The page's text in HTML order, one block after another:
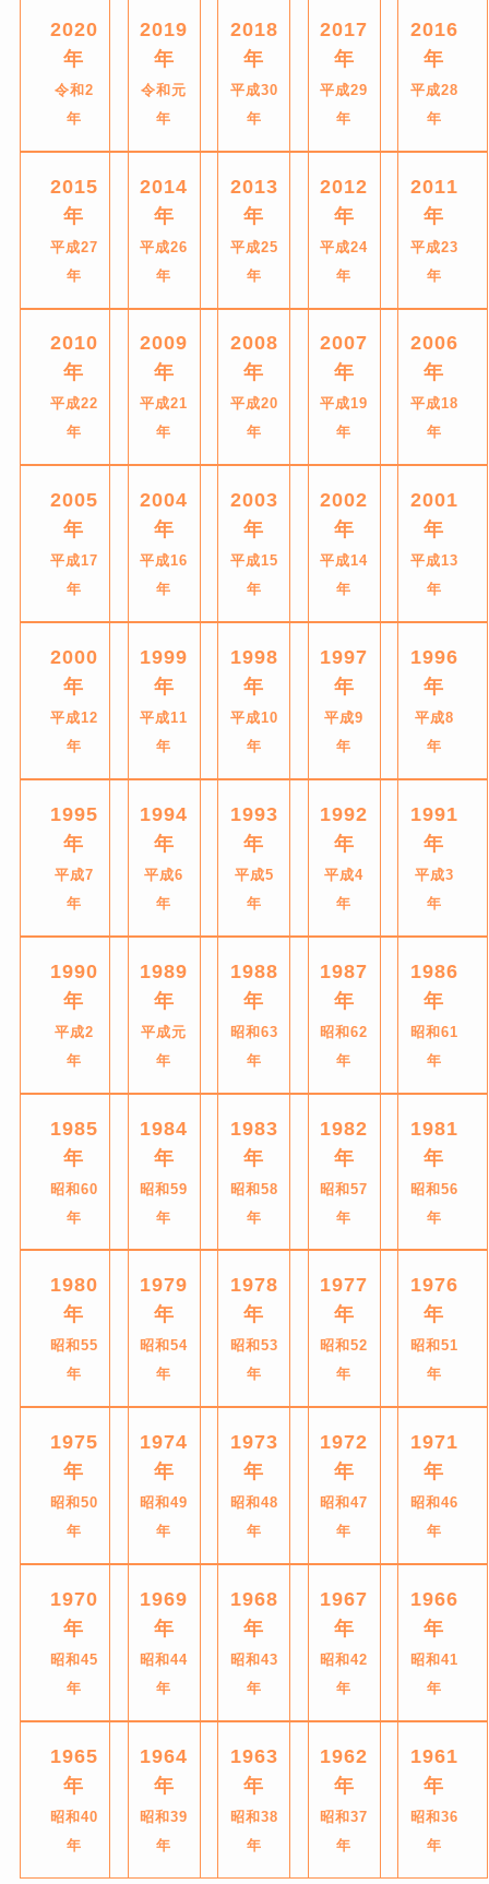
2020
年
令和2
年
2019
年
令和元
年
2018
年
平成30
年
2017
年
平成29
年
2016
年
平成28
年
2015
年
平成27
年
2014
年
平成26
年
2013
年
平成25
年
2012
年
平成24
年
2011
年
平成23
年
2010
年
平成22
年
2009
年
平成21
年
2008
年
平成20
年
2007
年
平成19
年
2006
年
平成18
年
2005
年
平成17
年
2004
年
平成16
年
2003
年
平成15
年
2002
年
平成14
年
2001
年
平成13
年
2000
年
平成12
年
1999
年
平成11
年
1998
年
平成10
年
1997
年
平成9
年
1996
年
平成8
年
1995
年
平成7
年
1994
年
平成6
年
1993
年
平成5
年
1992
年
平成4
年
1991
年
平成3
年
1990
年
平成2
年
1989
年
平成元
年
1988
年
昭和63
年
1987
年
昭和62
年
1986
年
昭和61
年
1985
年
昭和60
年
1984
年
昭和59
年
1983
年
昭和58
年
1982
年
昭和57
年
1981
年
昭和56
年
1980
年
昭和55
年
1979
年
昭和54
年
1978
年
昭和53
年
1977
年
昭和52
年
1976
年
昭和51
年
1975
年
昭和50
年
1974
年
昭和49
年
1973
年
昭和48
年
1972
年
昭和47
年
1971
年
昭和46
年
1970
年
昭和45
年
1969
年
昭和44
年
1968
年
昭和43
年
1967
年
昭和42
年
1966
年
昭和41
年
1965
年
昭和40
年
1964
年
昭和39
年
1963
年
昭和38
年
1962
年
昭和37
年
1961
年
昭和36
年